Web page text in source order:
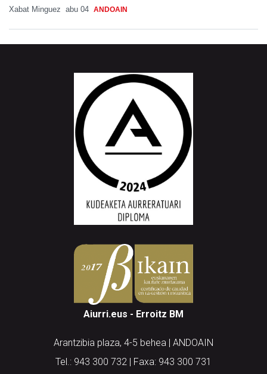
Xabat Minguez abu 04 ANDOAIN
Aiurri.eus - Erroitz BM
Arantzibia plaza, 4-5 behea | ANDOAIN
Tel.: 943 300 732 | Faxa: 943 300 731